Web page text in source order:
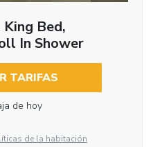
Bed,
In Shower
TARIFAS
de hoy
de la habitación